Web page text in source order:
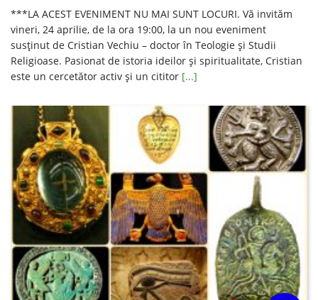
***LA ACEST EVENIMENT NU MAI SUNT LOCURI. Vă invităm
vineri, 24 aprilie, de la ora 19:00, la un nou eveniment
susţinut de Cristian Vechiu – doctor în Teologie şi Studii
Religioase. Pasionat de istoria ideilor şi spiritualitate, Cristian
este un cercetător activ şi un cititor [...]